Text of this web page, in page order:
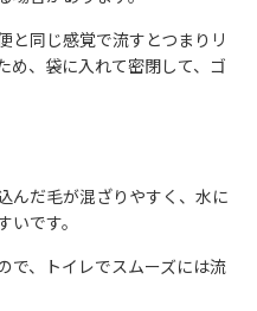
と同じ感覚で流すとつまりリ
め、袋に入れて密閉して、ゴ
んだ毛が混ざりやすく、水に
です。
で、トイレでスムーズには流